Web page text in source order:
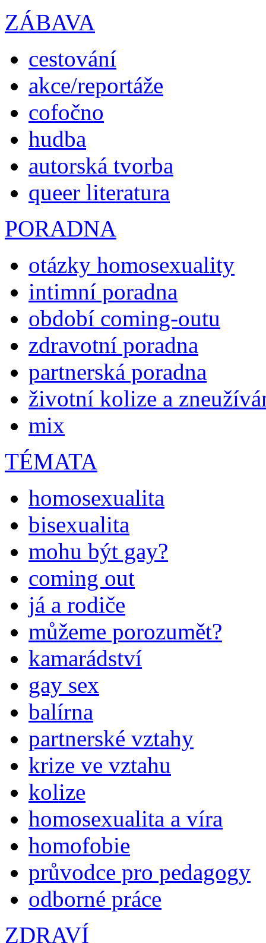
ZÁBAVA
cestování
akce/reportáže
cofočno
hudba
autorská tvorba
queer literatura
PORADNA
otázky homosexuality
intimní poradna
období coming-outu
zdravotní poradna
partnerská poradna
životní kolize a
mix
TÉMATA
homosexualita
bisexualita
mohu být gay?
coming out
já a rodiče
můžeme porozumět?
kamarádství
gay sex
balírna
partnerské vztahy
krize ve vztahu
kolize
homosexualita a víra
homofobie
průvodce pro pedagogy
odborné práce
ZDRAVÍ